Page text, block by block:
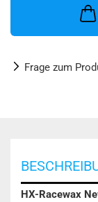
Frage zum
HX-Racewax